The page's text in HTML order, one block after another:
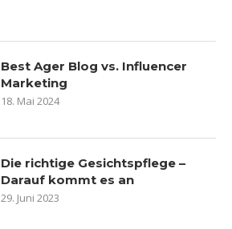
Best Ager Blog vs. Influencer
Marketing
18. Mai 2024
Die richtige Gesichtspflege –
Darauf kommt es an
29. Juni 2023